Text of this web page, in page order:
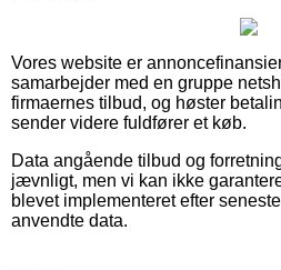
Vores website er
samarbejder med en gruppe
firmaernes tilbud, og høster
sender videre fuldfører et køb.
Data angående tilbud og
jævnligt, men vi kan ikke
blevet implementeret efter
anvendte data.